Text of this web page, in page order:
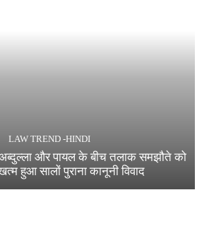
LAW TREND -HINDI
अब्दुल्ला और पायल के बीच तलाक समझौते को
हुआ सालों पुराना कानूनी विवाद